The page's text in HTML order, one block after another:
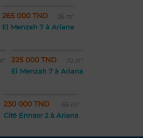
265 000 TND 86 m²
El Menzah 7 à Ariana
225 000 TND 70 m²
El Menzah 7 à Ariana
230 000 TND 65 m²
Cité Ennasr 2 à Ariana